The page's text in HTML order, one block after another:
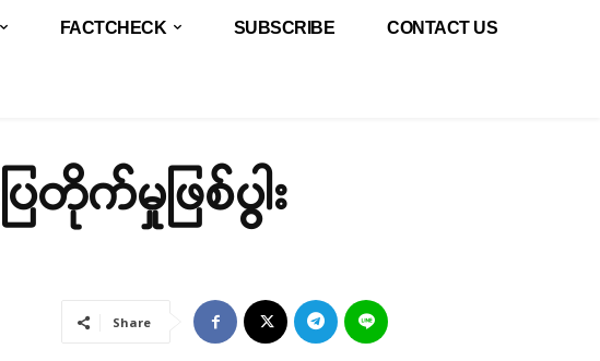
FACTCHECK SUBSCRIBE CONTACT US
ြတိုက်မှုဖြစ်ပွါး
Share